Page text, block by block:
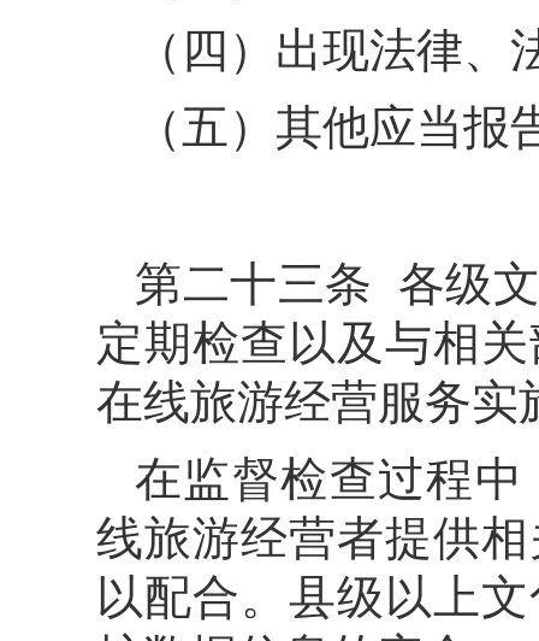
（四）出现法律
（五）其他应当报
第二十三条 各级
定期检查以及与相
在线旅游经营服务实
在监督检查过程
线旅游经营者提供
以配合。县级以上